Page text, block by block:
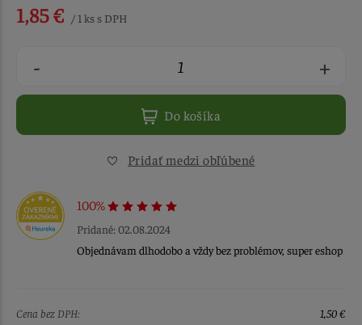
1,85 € / 1 ks s DPH
- +
Do košíka
Pridať medzi obľúbené
100%
Pridané: 02.08.2024
Objednávam dlhodobo a vždy bez problémov, super eshop
Cena bez DPH:
1,50 €